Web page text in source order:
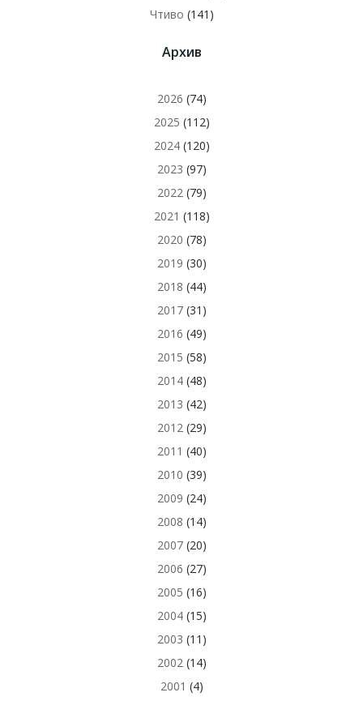
Чтиво (141)
Архив
2026 (74)
2025 (112)
2024(120)
2023 (97)
2022(79)
2021 (118)
2020 (78)
2019 (30)
2018 (44)
2017(31)
2016 (49)
2015 (58)
2014(48)
2013 (42)
2012(29)
2011 (40)
2010 (39)
2009 (24)
2008 (14)
2007(20)
2006 (27)
2005 (16)
2004(15)
2003 (11)
2002(14)
2001 (4)